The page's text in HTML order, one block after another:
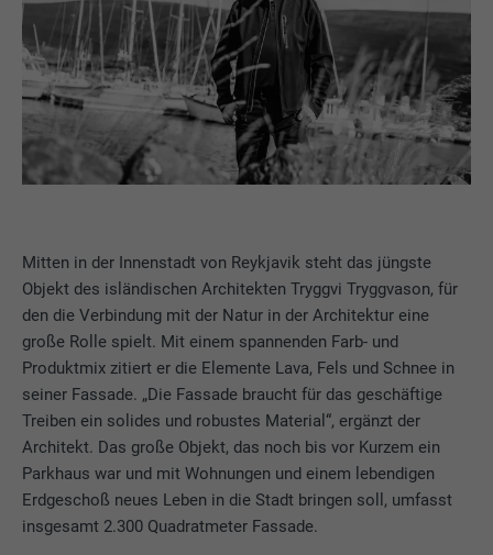
Mitten in der Innenstadt von Reykjavik steht das jüngste
Objekt des isländischen Architekten Tryggvi Tryggvason, für
den die Verbindung mit der Natur in der Architektur eine
große Rolle spielt. Mit einem spannenden Farb- und
Produktmix zitiert er die Elemente Lava, Fels und Schnee in
seiner Fassade. „Die Fassade braucht für das geschäftige
Treiben ein solides und robustes Material“, ergänzt der
Architekt. Das große Objekt, das noch bis vor Kurzem ein
Parkhaus war und mit Wohnungen und einem lebendigen
Erdgeschoß neues Leben in die Stadt bringen soll, umfasst
insgesamt 2.300 Quadratmeter Fassade.